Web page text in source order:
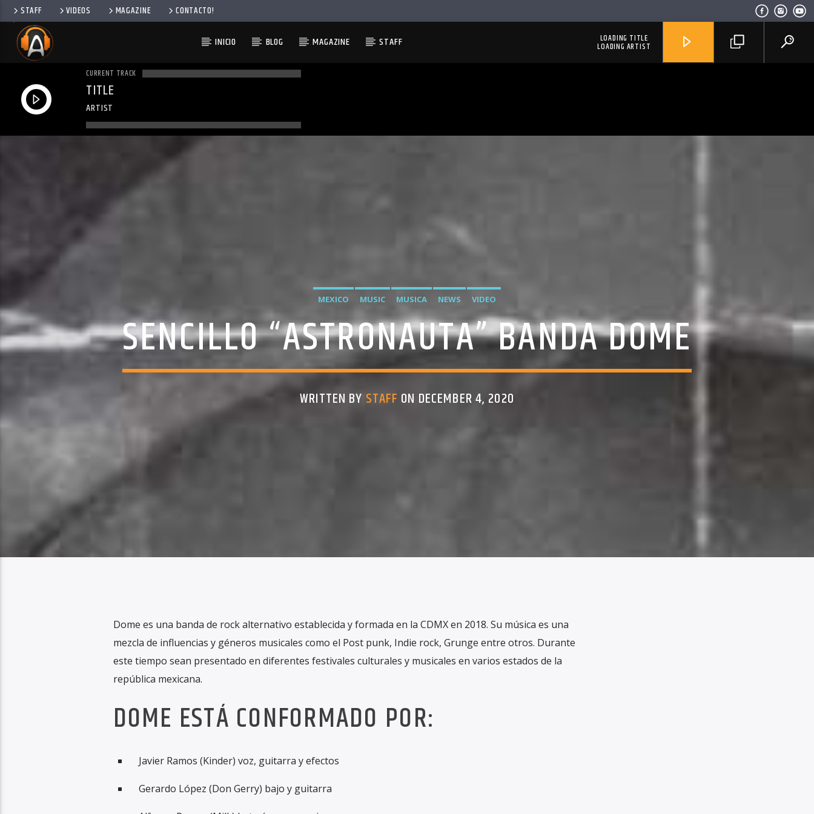
STAFF VIDEOS MAGAZINE CONTACTO!
INICIO BLOG MAGAZINE STAFF LOADING TITLE
LOADING ARTIST
CURRENT TRACK
TITLE
ARTIST
MEXICO MUSIC MUSICA NEWS VIDEO
SENCILLO “ASTRONAUTA” BANDA DOME
WRITTEN BY STAFF ON DECEMBER 4, 2020
Dome es una banda de rock alternativo establecida y formada en la CDMX en 2018. Su música es una
mezcla de influencias y géneros musicales como el Post punk, Indie rock, Grunge entre otros. Durante
este tiempo sean presentado en diferentes festivales culturales y musicales en varios estados de la
república mexicana.
DOME ESTÁ CONFORMADO POR:
Javier Ramos (Kinder) voz, guitarra y efectos
Gerardo López (Don Gerry) bajo y guitarra